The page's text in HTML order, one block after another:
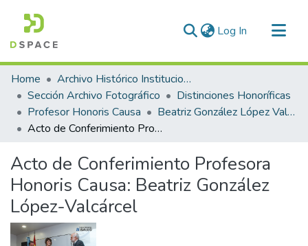
Log In (current)
Communities & Collections
All of DSpace
Statistics
Home
Archivo Histórico Institucional
Sección Archivo Fotográfico
Distinciones Honoríficas
Profesor Honoris Causa
Beatriz González López Valcárcel
Acto de Conferimiento Profesora Honoris Causa: Beatriz González López-Valcárcel
Acto de Conferimiento Profesora
Honoris Causa: Beatriz González
López-Valcárcel